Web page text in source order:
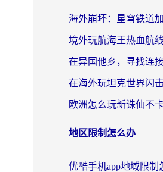
地区限制怎么办